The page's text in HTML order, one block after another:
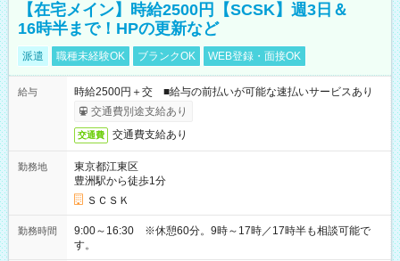
【在宅メイン】時給2500円【SCSK】週3日＆
16時半まで！HPの更新など
派遣 職種未経験OK ブランクOK WEB登録・面接OK
給与
時給2500円＋交 ■給与の前払いが可能な速払いサービスあり
交通費別途支給あり
交通費 交通費支給あり
勤務地
東京都江東区
豊洲駅から徒歩1分
ＳＣＳＫ
勤務時間
9:00～16:30 ※休憩60分。9時～17時／17時半も相談可能で
す。